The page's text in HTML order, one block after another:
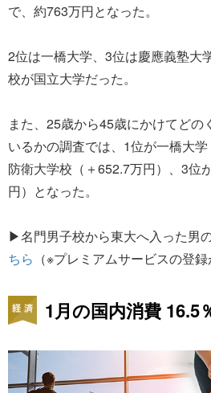
で、約763万円となった。
2位は一橋大学、3位は慶應義塾大
校が国立大学だった。
また、25歳から45歳にかけてどの
いるかの調査では、1位が一橋大
防衛大学校（＋652.7万円）、3位
円）となった。
▶名門男子校から東大へ入った男
ちら （※プレミアムサービスの登録
1月の国内消費 16.5